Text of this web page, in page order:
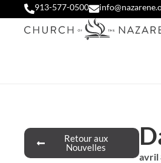
913-577-0500
Retour aux
Nouvelles
avril